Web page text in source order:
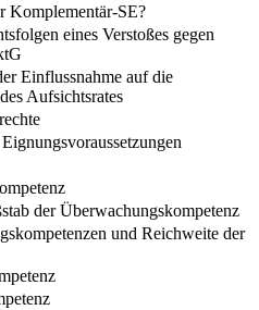
Komplementär-SE?
eines Verstoßes gegen
Einflussnahme auf die
Aufsichtsrates
der Überwachungskompetenz
und Reichweite der